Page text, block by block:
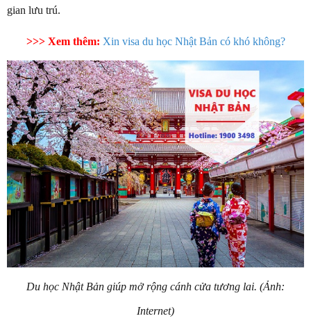
gian lưu trú.
>>> Xem thêm: Xin visa du học Nhật Bản có khó không?
Du học Nhật Bản giúp mở rộng cánh cửa tương lai. (Ảnh:
Internet)